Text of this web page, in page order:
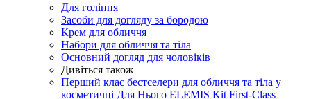
Для гоління
Засоби для догляду за бородою
Крем для обличчя
Набори для обличчя та тіла
Основний догляд для чоловіків
Дивіться також
Перший клас бестселери для обличчя та тіла у
косметичці Для Нього ELEMIS Kit First-Class